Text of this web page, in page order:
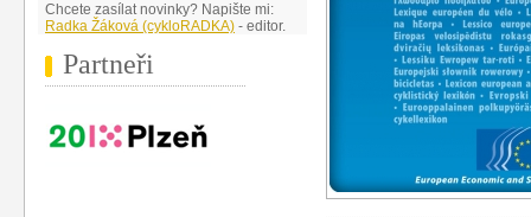
Chcete zasílat novinky? Napište mi:
Radka Žáková (cykloRADKA) - editor.
Partneři